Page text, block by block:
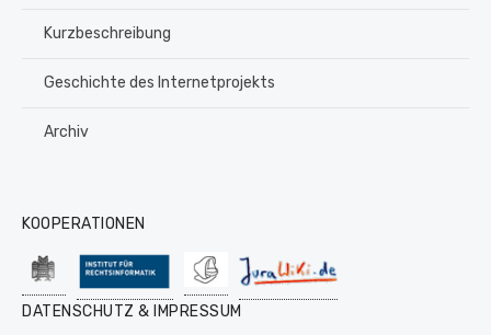
Kurzbeschreibung
Geschichte des Internetprojekts
Archiv
KOOPERATIONEN
DATENSCHUTZ & IMPRESSUM